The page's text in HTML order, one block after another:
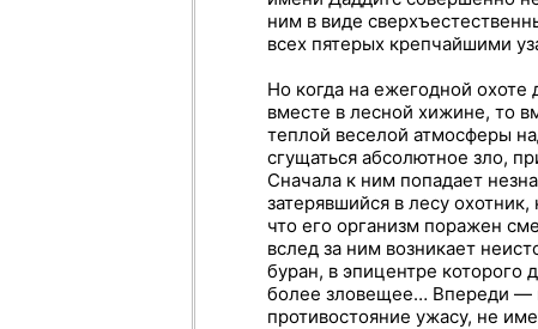
ним в виде
всех пятерых крепчайшими
Но когда на ежегодной охоте
вместе в лесной хижине, то
теплой веселой атмосферы
сгущаться абсолютное зло,
Сначала к ним попадает
затерявшийся в лесу
что его организм поражен
вслед за ним возникает
буран, в эпицентре которого
более зловещее… Впереди —
противостояние ужасу, не